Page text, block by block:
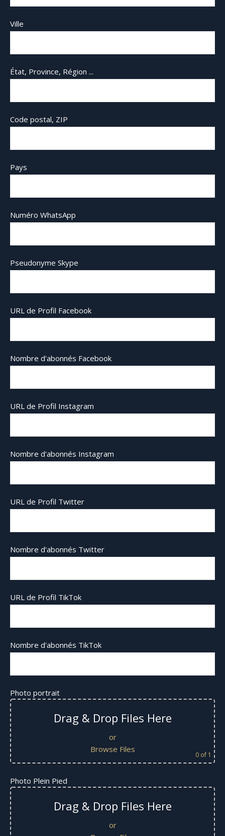
Ville
État, Province, Région ...
Code postal, ZIP
Pays
Numéro WhatsApp
Pseudonyme Skype
URL de Profil Facebook
Nombre d'abonnés Facebook
URL de Profil Instagram
Nombre d'abonnés Instagram
URL de Profil Twitter
Nombre d'abonnés Twitter
URL de Profil TikTok
Nombre d'abonnés TikTok
Photo portrait
Drag & Drop Files Here
or
Browse Files
0 of 1
Photo Plein Pied
Drag & Drop Files Here
or